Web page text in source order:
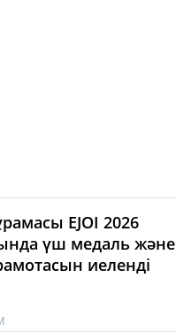
EJOI 2026
үш медаль және
иеленді